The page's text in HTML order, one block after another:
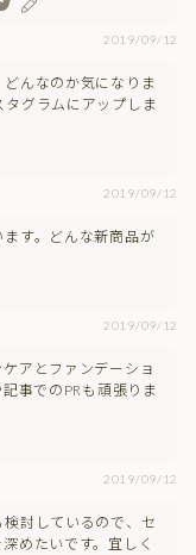
2019/09/12
んなのか気になりま
グラムにアップしま
2019/09/12
す。どんな新商品が
2019/09/12
アとファンデーショ
事でのPRも頑張りま
2019/09/12
討しているので、セ
めたいです。宜しく